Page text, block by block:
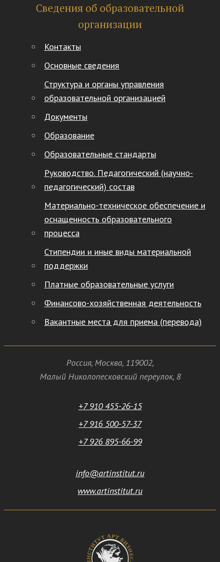
Сведения об образовательной
организации
Контакты
Основные сведения
Структура и органы управления
образовательной организацией
Документы
Образование
Образовательные стандарты
Руководство. Педагогический (научно-
педагогический) состав
Материально-техническое обеспечение и
оснащенность образовательного
процесса
Стипендии и иные виды материальной
поддержки
Платные образовательные услуги
Финансово-хозяйственная деятельность
Вакантные места для приема (перевода)
Россия, Москва, 119002,
Малый Николопесковский переулок,8
+7 910 455-26-15
+7 916 500-57-37
+7 926 895-66-99
info@artinstitut.ru
www.artinstitut.ru